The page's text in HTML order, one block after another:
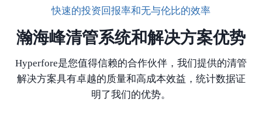
快速的投资回报率和无与伦比的效率
瀚海峰清管系统和解决方案优势
Hyperfore是您值得信赖的合作伙伴，我们提供的清管
解决方案具有卓越的质量和高成本效益，统计数据证
明了我们的优势。